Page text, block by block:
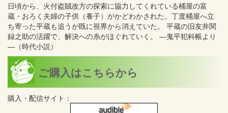
日頃から、火付盗賊改方の探索に協力してくれている桶屋の富
蔵・おろく夫婦の子供（養子）がかどわかされた。丁度桶屋へ立
ち寄った平蔵も追うが既に視界から消えていた。 平蔵の旧友井関
録之助の活躍で、解決への糸がほぐれていく。 ―鬼平犯科帳より
―（時代小説）
ご購入はこちらから
購入・配信サイト：